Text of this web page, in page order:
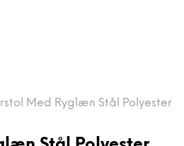
Med Ryglæn Stål Polyester